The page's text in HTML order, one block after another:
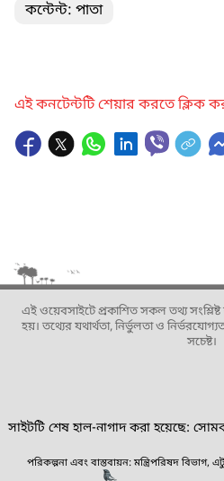
কন্টেন্ট: পাতা
এই কনটেন্টটি শেয়ার করতে ক্লিক
এই ওয়েবসাইটে প্রকাশিত সকল তথ্য
হয়। তথ্যের যথার্থতা, নির্ভুলতা ও
সচেষ্ট।
সাইটটি শেষ হাল-নাগাদ করা হয়েছে:
পরিকল্পনা এবং বাস্তবায়ন: মন্ত্রিপরিষদ